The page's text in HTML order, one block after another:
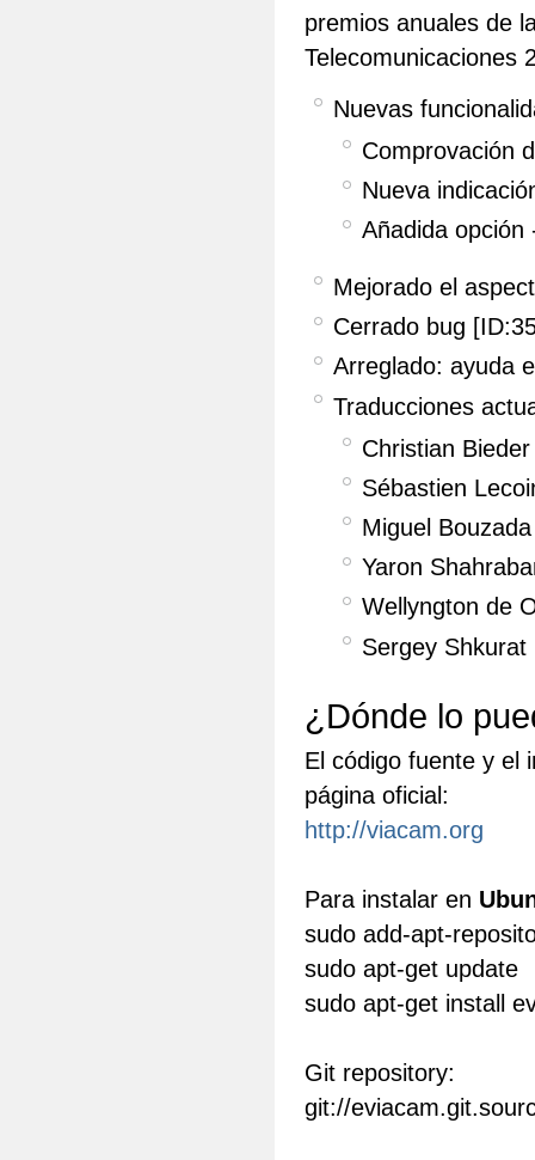
premios anuales de
Telecomunicaciones
Nuevas
Comprovación
Nueva
Añadida opción
Mejorado el
Cerrado bug
Arreglado: ayuda
Traducciones
Christian
Sébastien
Miguel
Yaron
Wellyngton de
Sergey
¿Dónde lo
El código fuente y el
página oficial:
http://viacam.org
Para instalar en
sudo add-apt-
sudo apt-get update
sudo apt-get install
Git repository:
git://